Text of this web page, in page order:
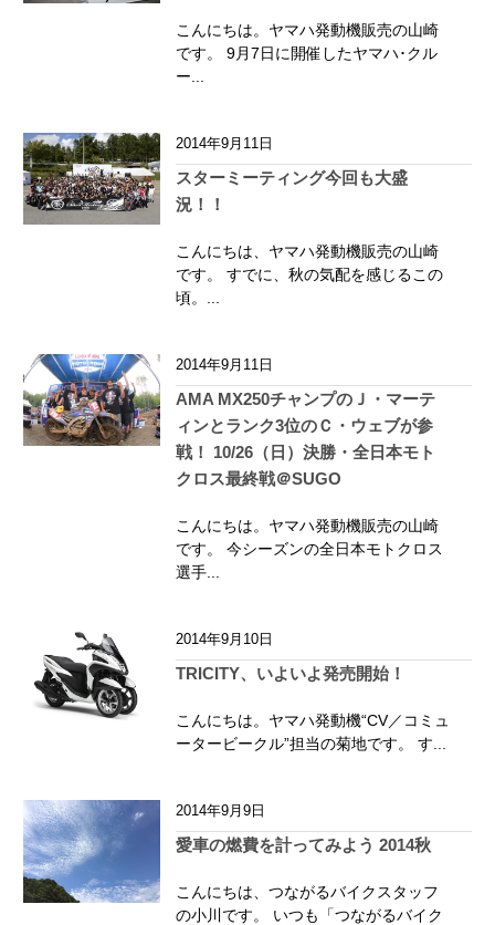
こんにちは。ヤマハ発動機販売の山崎
です。 9月7日に開催したヤマハ･クル
ー...
2014年9月11日
スターミーティング今回も大盛
況！！
こんにちは、ヤマハ発動機販売の山崎
です。 すでに、秋の気配を感じるこの
頃。...
2014年9月11日
AMA MX250チャンプのＪ・マーテ
ィンとランク3位のＣ・ウェブが参
戦！ 10/26（日）決勝・全日本モト
クロス最終戦＠SUGO
こんにちは。ヤマハ発動機販売の山崎
です。 今シーズンの全日本モトクロス
選手...
2014年9月10日
TRICITY、いよいよ発売開始！
こんにちは。ヤマハ発動機“CV／コミュ
ータービークル”担当の菊地です。 す...
2014年9月9日
愛車の燃費を計ってみよう 2014秋
こんにちは、つながるバイクスタッフ
の小川です。 いつも「つながるバイク